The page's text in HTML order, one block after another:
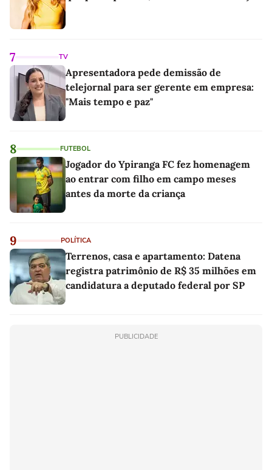
7 TV
Apresentadora pede demissão de
telejornal para ser gerente em empresa:
"Mais tempo e paz"
8 FUTEBOL
Jogador do Ypiranga FC fez homenagem
ao entrar com filho em campo meses
antes da morte da criança
9 POLÍTICA
Terrenos, casa e apartamento: Datena
registra patrimônio de R$ 35 milhões em
candidatura a deputado federal por SP
PUBLICIDADE